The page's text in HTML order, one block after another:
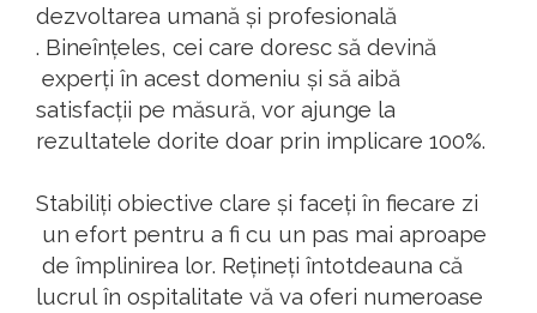
dezvoltarea umană și profesională
. Bineînțeles, cei care doresc să devină
experți în acest domeniu și să aibă
satisfacții pe măsură, vor ajunge la
rezultatele dorite doar prin implicare 100%.
Stabiliți obiective clare și faceți în fiecare zi
un efort pentru a fi cu un pas mai aproape
de împlinirea lor. Rețineți întotdeauna că
lucrul în ospitalitate vă va oferi numeroase